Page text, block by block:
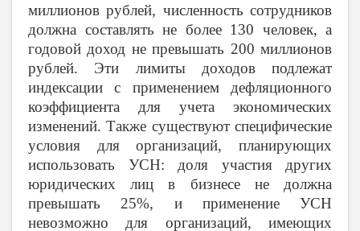
миллионов рублей, численность сотрудников
должна составлять не более 130 человек, а
годовой доход не превышать 200 миллионов
рублей. Эти лимиты доходов подлежат
индексации с применением дефляционного
коэффициента для учета экономических
изменений. Также существуют специфические
условия для организаций, планирующих
использовать УСН: доля участия других
юридических лиц в бизнесе не должна
превышать 25%, и применение УСН
невозможно для организаций, имеющих